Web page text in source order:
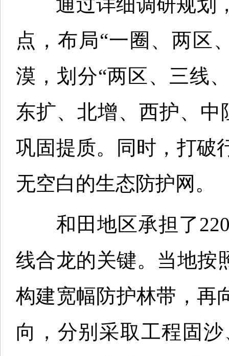
点，布局“一圈、两区
漠，划分“两区、三线
东扩、北增、西护、
巩固提质。同时，打破
无空白的生态防护网。
和田地区承担了220
线合龙的关键。当地按
构建宽幅防护林带，再
向，分别采取工程固